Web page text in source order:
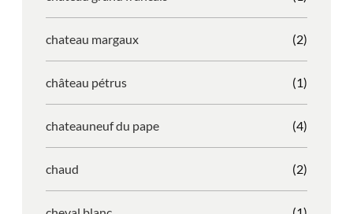
chateau margaux (2)
château pétrus (1)
chateauneuf du pape (4)
chaud (2)